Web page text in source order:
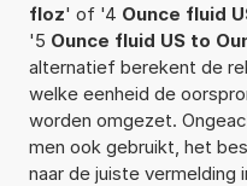
floz' of '4 Ounce fluid
'5 Ounce fluid US to
alternatief berekent de
welke eenheid de
worden omgezet.
men ook gebruikt, het
naar de juiste